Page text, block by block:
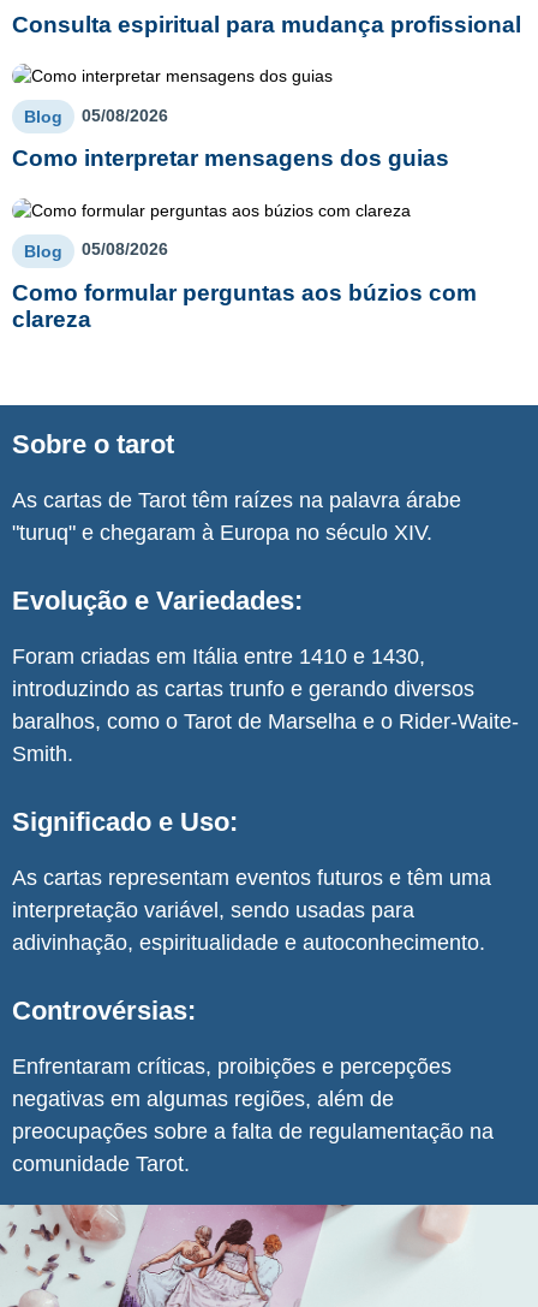
Consulta espiritual para mudança profissional
Blog 05/08/2026
Como interpretar mensagens dos guias
Blog 05/08/2026
Como formular perguntas aos búzios com
clareza
Sobre o tarot
As cartas de Tarot têm raízes na palavra árabe
"turuq" e chegaram à Europa no século XIV.
Evolução e Variedades:
Foram criadas em Itália entre 1410 e 1430,
introduzindo as cartas trunfo e gerando diversos
baralhos, como o Tarot de Marselha e o Rider-Waite-
Smith.
Significado e Uso:
As cartas representam eventos futuros e têm uma
interpretação variável, sendo usadas para
adivinhação, espiritualidade e autoconhecimento.
Controvérsias:
Enfrentaram críticas, proibições e percepções
negativas em algumas regiões, além de
preocupações sobre a falta de regulamentação na
comunidade Tarot.